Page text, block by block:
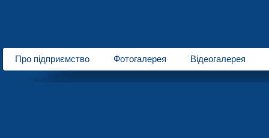
Про підприємство Фотогалерея
Відеогалерея